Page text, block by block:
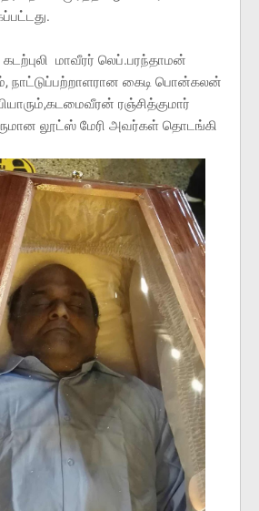
மாவீரர் லெப்.பரந்தாமன்
நாட்டுப்பற்றாளரான கைடி பொன்கலன்
ரஞ்சித்குமார்
லூட்ஸ் மேரி அவர்கள் தொடங்கி